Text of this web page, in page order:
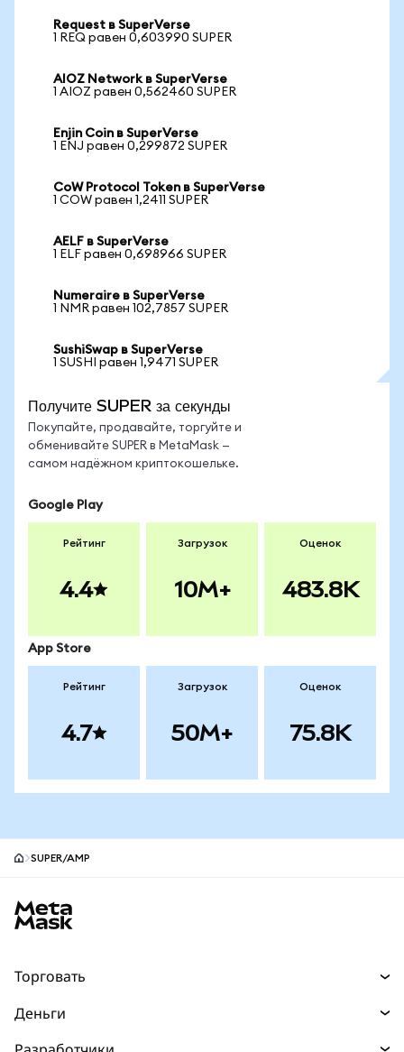
Request в SuperVerse
1 REQ равен 0,603990 SUPER
AIOZ Network в SuperVerse
1 AIOZ равен 0,562460 SUPER
Enjin Coin в SuperVerse
1 ENJ равен 0,299872 SUPER
CoW Protocol Token в SuperVerse
1 COW равен 1,2411 SUPER
AELF в SuperVerse
1 ELF равен 0,698966 SUPER
Numeraire в SuperVerse
1 NMR равен 102,7857 SUPER
SushiSwap в SuperVerse
1 SUSHI равен 1,9471 SUPER
Получите SUPER за секунды
Покупайте, продавайте, торгуйте и
обменивайте SUPER в MetaMask —
самом надёжном криптокошельке.
Google Play
Рейтинг
4.4
Загрузок
10M+
Оценок
483.8K
App Store
Рейтинг
4.7
Загрузок
50M+
Оценок
75.8K
SUPER/AMP
Торговать
Деньги